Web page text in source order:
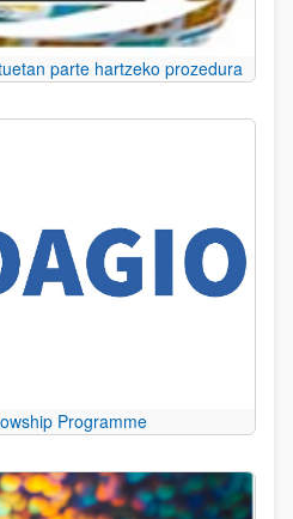
parte hartzeko prozedura
Programme